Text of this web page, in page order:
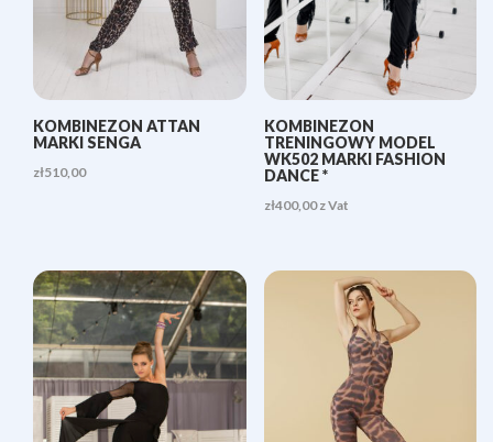
KOMBINEZON ATTAN
MARKI SENGA
zł510,00
KOMBINEZON
TRENINGOWY MODEL
WK502 MARKI FASHION
DANCE *
zł400,00 z Vat